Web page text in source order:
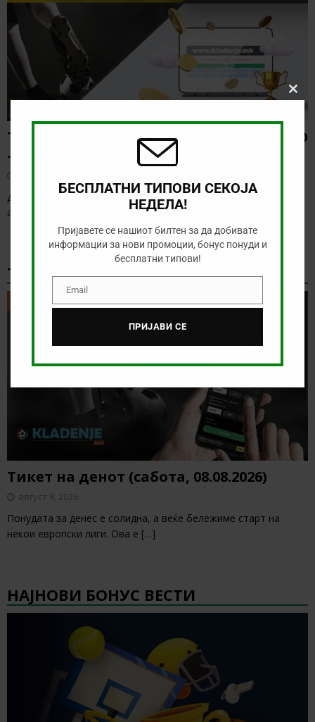
ТИП НА ДЕНОТ (08.08.2026, 21:00) ГРЕМИО
– САО ПАОЛО
Денес нема голема понуда за обложување, а ние ќе го
анализираме дуелот од бразилското првенство
ТИКЕТ НА ДЕНОТ
ТИКЕТ НА ДЕНОТ
Тикет на денот (сабота, 08.08.2026)
август 8, 2026
Понудата за денес е солидна, а веќе бележиме старт на
некои европски лиги. Ова е […]
НАЈНОВИ БОНУС ВЕСТИ
Close
БЕСПЛАТНИ ТИПОВИ СЕКОЈА
НЕДЕЛА!
Пријавете се нашиот билтен за да добивате
информации за нови промоции, бонус понуди и
бесплатни типови!
EmailEmail
ПРИЈАВИ СЕ